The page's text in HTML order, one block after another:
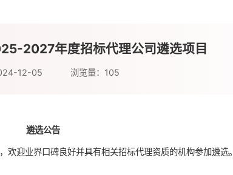
2027年度招标代理公司遴选项目
12-05 浏览量： 105
遴选公告
迎业界口碑良好并具有相关招标代理资质的机构参加遴选。